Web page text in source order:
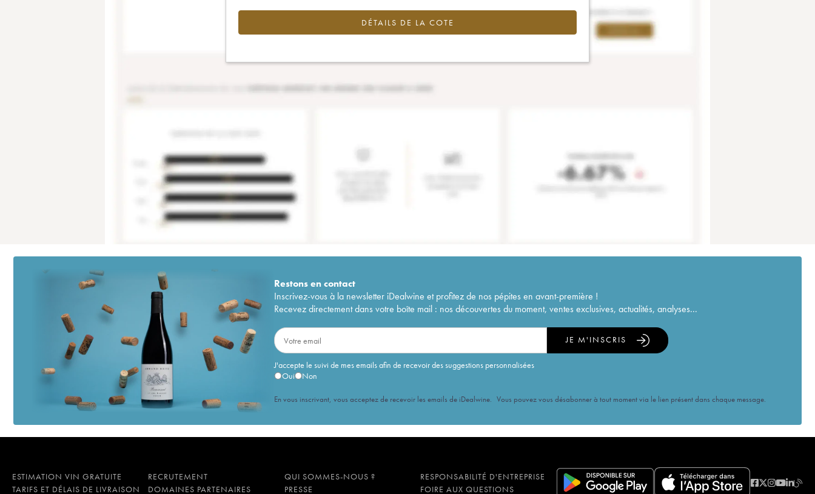
DÉTAILS DE LA COTE
Restons encontact
Inscrivez-vous à la newsletter iDealwine et profitez de nos pépites en avant-première !
Recevez directement dans votre boîte mail : nos découvertes du moment, ventes exclusives, actualités, analyses...
J'accepte le suivi de mes emails afin de recevoir des suggestions personnalisées
Oui
Non
JE M'INSCRIS
En vous inscrivant, vous acceptez de recevoir les emails de iDealwine. Vous pouvez vous désabonner à tout moment via le lien présent dans chaque message.
ESTIMATION VIN GRATUITE RECRUTEMENT QUI SOMMES-NOUS ?
RESPONSABILITÉ D'ENTREPRISE
TARIFS ET DÉLAIS DE LIVRAISON
DOMAINES PARTENAIRES PRESSE FOIRE AUX QUESTIONS